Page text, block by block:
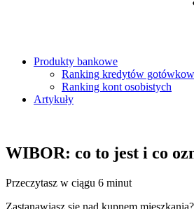
Produkty bankowe
Ranking kredytów
Ranking kont osobistych
Artykuły
WIBOR: co to jest i co
Przeczytasz w ciągu 6 minut
Zastanawiasz się nad kupnem